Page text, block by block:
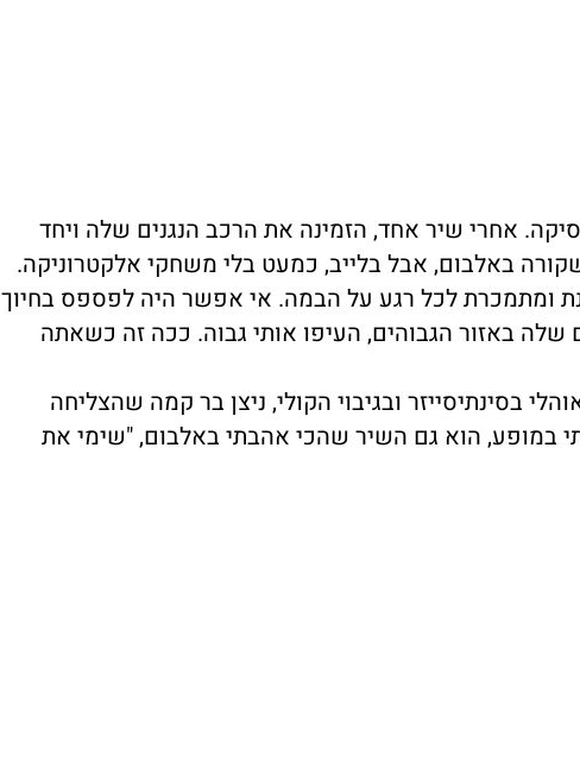
אחרי שיר אחד, הזמינה את הרכב הנגנים שלה ויחד
באלבום, אבל בלייב, כמעט בלי משחקי אלקטרוניקה.
ומתמכרת לכל רגע על הבמה. אי אפשר היה לפספס בחיוך
באזור הגבוהים, העיפו אותי גבוה. ככה זה כשאתה
בסינתיסייזר ובגיבוי הקולי, ניצן בר קמה שהצליחה
במופע, הוא גם השיר שהכי אהבתי באלבום, "שימי את